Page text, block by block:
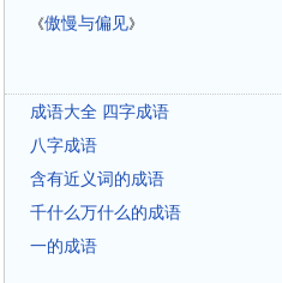
《傲慢与偏见》
成语大全 四字成语
八字成语
含有近义词的成语
千什么万什么的成语
一的成语